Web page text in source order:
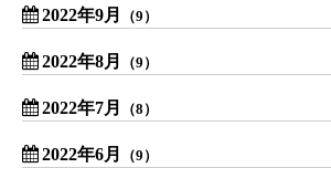
2022年9月 （9）
2022年8月 （9）
2022年7月 （8）
2022年6月 （9）